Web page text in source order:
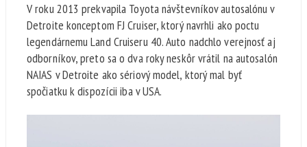
V roku 2013 prekvapila Toyota návštevníkov autosalónu v
Detroite konceptom FJ Cruiser, ktorý navrhli ako poctu
legendárnemu Land Cruiseru 40. Auto nadchlo verejnosť aj
odborníkov, preto sa o dva roky neskôr vrátil na autosalón
NAIAS v Detroite ako sériový model, ktorý mal byť
spočiatku k dispozícii iba v USA.